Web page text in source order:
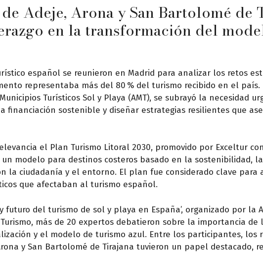
Adeje, Arona y San Bartolomé de
en la transformación del
español se reunieron en Madrid para analizar los retos
representaba más del 80 % del turismo recibido en el país.
Turísticos Sol y Playa (AMT), se subrayó la necesidad
financiación sostenible y diseñar estrategias resilientes que
el Plan Turismo Litoral 2030, promovido por Exceltur
modelo para destinos costeros basado en la sostenibilidad,
la ciudadanía y el entorno. El plan fue considerado clave para
que afectaban al turismo español.
del turismo de sol y playa en España’, organizado por la
más de 20 expertos debatieron sobre la importancia de
y el modelo de turismo azul. Entre los participantes, los
y San Bartolomé de Tirajana tuvieron un papel destacado,